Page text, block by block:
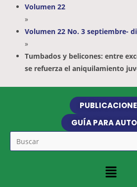
Volumen 22
»
Volumen 22 No. 3 septiembre-
»
Tumbados y belicones: entre
se refuerza el aniquilamiento
GUÍA PARA